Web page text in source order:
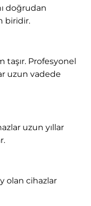
doğrudan
biridir.
taşır. Profesyonel
uzun vadede
uzun yıllar
olan cihazlar